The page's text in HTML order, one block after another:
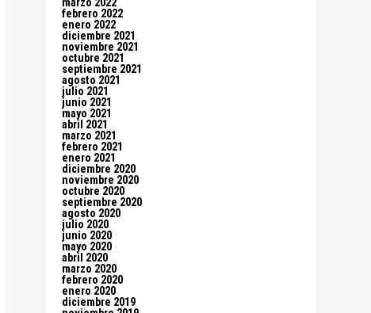
marzo 2022
febrero 2022
enero 2022
diciembre 2021
noviembre 2021
octubre 2021
septiembre 2021
agosto 2021
julio 2021
junio 2021
mayo 2021
abril 2021
marzo 2021
febrero 2021
enero 2021
diciembre 2020
noviembre 2020
octubre 2020
septiembre 2020
agosto 2020
julio 2020
junio 2020
mayo 2020
abril 2020
marzo 2020
febrero 2020
enero 2020
diciembre 2019